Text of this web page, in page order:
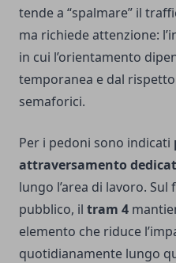
tende a “spalmare” il
ma richiede attenzione:
in cui l’orientamento
temporanea e dal
semaforici.
Per i pedoni sono indicati
attraversamento
lungo l’area di lavoro.
pubblico, il tram 4
elemento che riduce
quotidianamente lungo